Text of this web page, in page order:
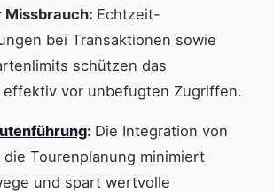
Missbrauch: Echtzeit-
bei Transaktionen sowie
schützen das
effektiv vor unbefugten Zugriffen.
: Die Integration von
Tourenplanung minimiert
und spart wertvolle